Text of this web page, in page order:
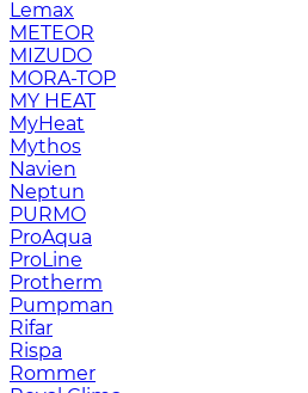
Lemax
METEOR
MIZUDO
MORA-TOP
MY HEAT
MyHeat
Mythos
Navien
Neptun
PURMO
ProAqua
ProLine
Protherm
Pumpman
Rifar
Rispa
Rommer